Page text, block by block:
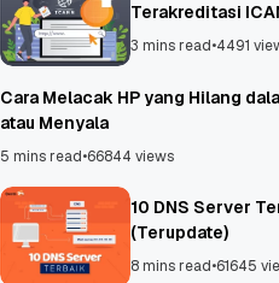
Terakreditasi
Untungnya?
3 mins read•4491
Cara Melacak HP yang Hilang
atau Menyala
5 mins read•66844 views
10 DNS Server
(Terupdate)
8 mins read•61645